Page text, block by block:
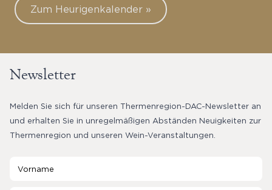
Zum Heurigenkalender »
Newsletter
Melden Sie sich für unseren Thermenregion-DAC-Newsletter an
und erhalten Sie in unregelmäßigen Abständen Neuigkeiten zur
Thermenregion und unseren Wein-Veranstaltungen.